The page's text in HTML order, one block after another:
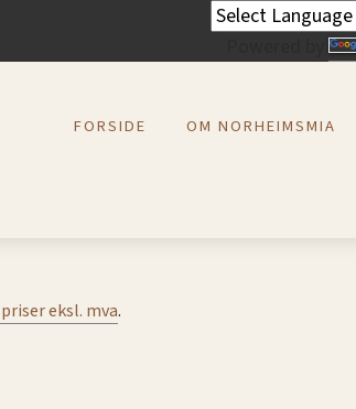
FORSIDE OM NORHEIMSMIA
eksl. mva.